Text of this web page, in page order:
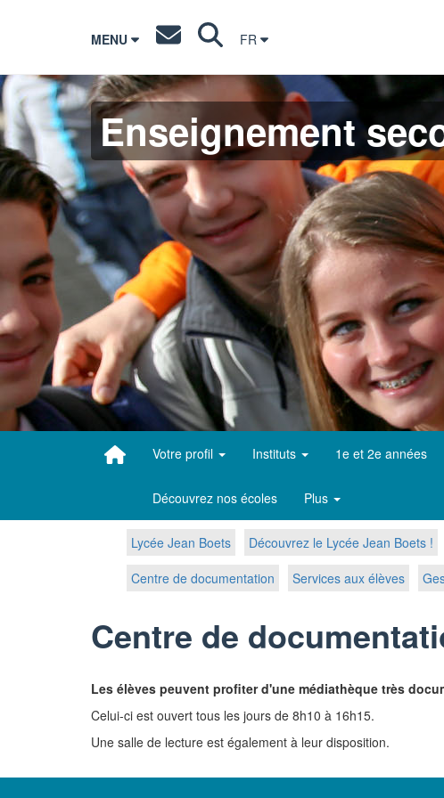
MENU FR
Enseignement
Votre profil Instituts 1e et 2e années
Découvrez nos écoles Plus
Lycée Jean Boets Découvrez le Lycée Jean Boets !
Centre de documentation
Services aux élèves
Centre de
Les élèves peuvent profiter d'une médiathèque très
Celui-ci est ouvert tous les jours de 8h10 à 16h15.
Une salle de lecture est également à leur disposition.